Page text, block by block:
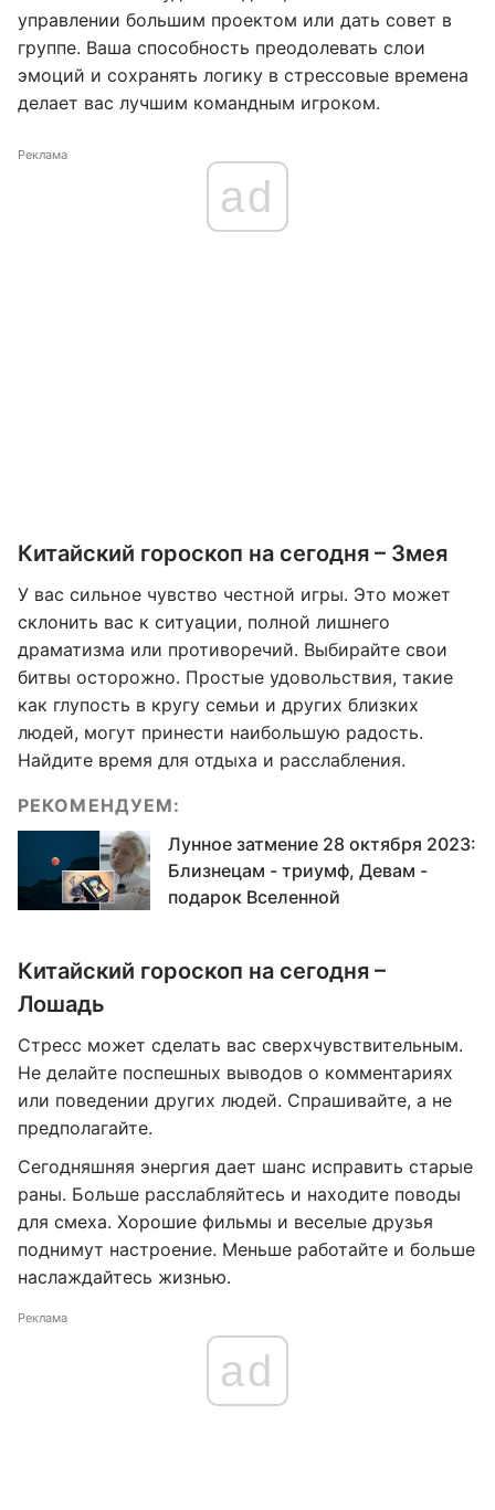
управлении большим проектом или дать совет в
группе. Ваша способность преодолевать слои
эмоций и сохранять логику в стрессовые времена
делает вас лучшим командным игроком.
Реклама
ad
Китайский гороскоп на сегодня – Змея
У вас сильное чувство честной игры. Это может
склонить вас к ситуации, полной лишнего
драматизма или противоречий. Выбирайте свои
битвы осторожно. Простые удовольствия, такие
как глупость в кругу семьи и других близких
людей, могут принести наибольшую радость.
Найдите время для отдыха и расслабления.
РЕКОМЕНДУЕМ:
Лунное затмение 28 октября 2023:
Близнецам - триумф, Девам -
подарок Вселенной
Китайский гороскоп на сегодня –
Лошадь
Стресс может сделать вас сверхчувствительным.
Не делайте поспешных выводов о комментариях
или поведении других людей. Спрашивайте, а не
предполагайте.
Сегодняшняя энергия дает шанс исправить старые
раны. Больше расслабляйтесь и находите поводы
для смеха. Хорошие фильмы и веселые друзья
поднимут настроение. Меньше работайте и больше
наслаждайтесь жизнью.
Реклама
ad